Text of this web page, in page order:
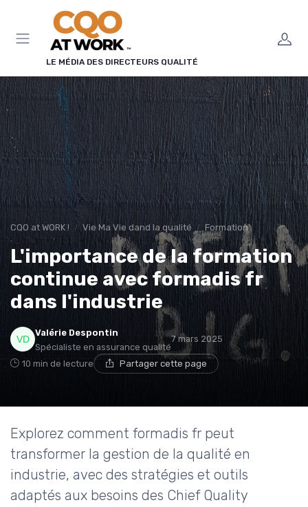
LE MÉDIA DES DIRECTEURS QUALITÉ
CQO at WORK ! Vie Ma Vie dand la qualité Formation
L'importance de la formation
continue avec formadis fr
dans l'industrie
Valérie Despontin
Spécialiste en assurance qualité
7 mars 2025
10 min de lecture Partager cette page
Explorez comment formadis fr peut
transformer la gestion de la qualité en
industrie, avec des stratégies et outils
adaptés aux besoins des Chief Quality
Panneau de gestion des cookies